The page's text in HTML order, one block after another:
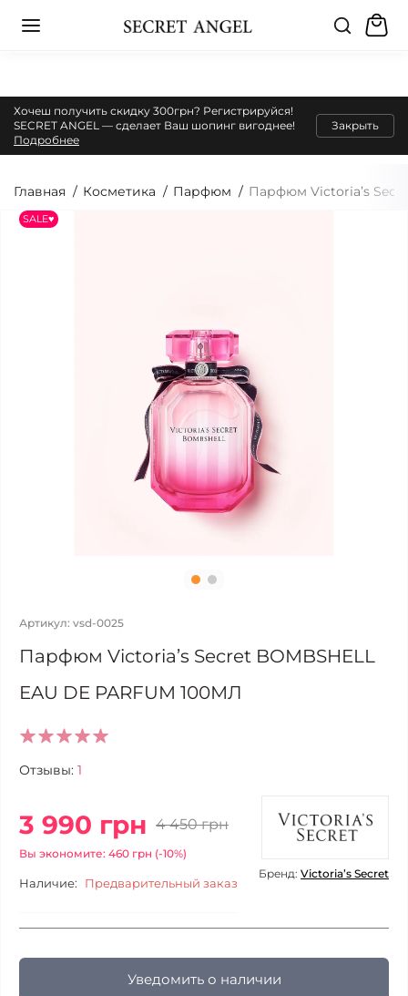
Хочеш получить скидку 300грн? Регистрируйся!
SECRET ANGEL — сделает Ваш шопинг вигоднее!
Подробнее
Закрыть
Главная Косметика Парфюм Парфюм Victoria’s
SALE♥
Артикул: vsd-0025
Парфюм Victoria’s Secret BOMBSHELL
EAU DE PARFUM 100МЛ
Отзывы: 1
3 990 грн 4 450 грн
Вы экономите: 460 грн (-10%)
Наличие: Предварительный заказ
Бренд: Victoria’s Secret
Уведомить о наличии